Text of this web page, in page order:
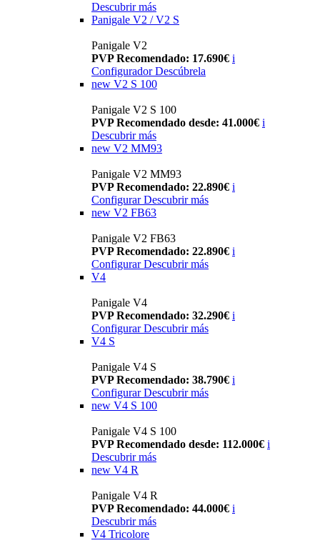
Descubrir más
Panigale V2 / V2 S
Panigale V2
PVP Recomendado: 17.690€ i
Configurador Descúbrela
new V2 S 100
Panigale V2 S 100
PVP Recomendado desde: 41.000€ i
Descubrir más
new V2 MM93
Panigale V2 MM93
PVP Recomendado: 22.890€ i
Configurar Descubrir más
new V2 FB63
Panigale V2 FB63
PVP Recomendado: 22.890€ i
Configurar Descubrir más
V4
Panigale V4
PVP Recomendado: 32.290€ i
Configurar Descubrir más
V4 S
Panigale V4 S
PVP Recomendado: 38.790€ i
Configurar Descubrir más
new V4 S 100
Panigale V4 S 100
PVP Recomendado desde: 112.000€ i
Descubrir más
new V4 R
Panigale V4 R
PVP Recomendado: 44.000€ i
Descubrir más
V4 Tricolore